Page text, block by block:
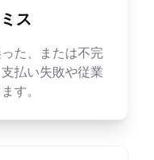
ス
た、または不完
払い失敗や従業
す。